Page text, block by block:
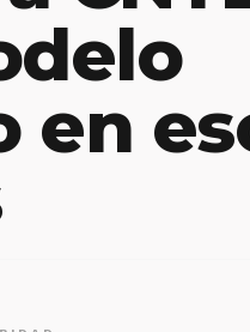
en